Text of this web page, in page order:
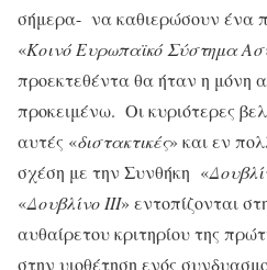
σήμερα- να καθιερώσουν ένα
«Κοινό Ευρωπαϊκό Σύστημα
προεκτεθέντα θα ήταν η μόνη
προκειμένω. Οι κυριότερες
αυτές «διστακτικές» και εν
σχέση με την Συνθήκη «
«Δουβλίνο ΙΙΙ» εντοπίζονται
αυθαίρετου κριτηρίου της
στην υιοθέτηση ενός